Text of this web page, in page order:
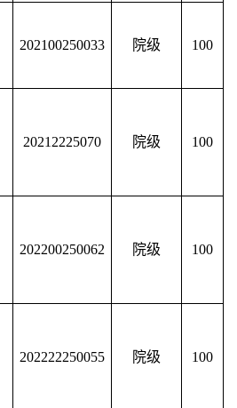
202100250033 院级 100
20212225070 院级 100
202200250062 院级 100
202222250055 院级 100